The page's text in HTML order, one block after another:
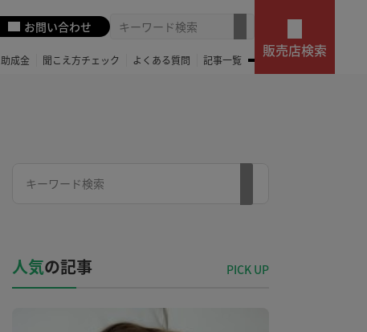
お問い合わせ
助成金 聞こえ方チェック よくある質問 記事一覧
販売店検索
人気の記事